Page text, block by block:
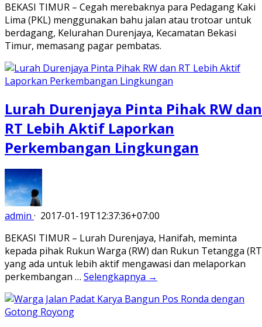
BEKASI TIMUR – Cegah merebaknya para Pedagang Kaki
Lima (PKL) menggunakan bahu jalan atau trotoar untuk
berdagang, Kelurahan Durenjaya, Kecamatan Bekasi
Timur, memasang pagar pembatas.
Lurah Durenjaya Pinta Pihak RW dan
RT Lebih Aktif Laporkan
Perkembangan Lingkungan
admin · 2017-01-19T12:37:36+07:00
BEKASI TIMUR – Lurah Durenjaya, Hanifah, meminta
kepada pihak Rukun Warga (RW) dan Rukun Tetangga
yang ada untuk lebih aktif mengawasi dan melaporkan
perkembangan … Selengkapnya →